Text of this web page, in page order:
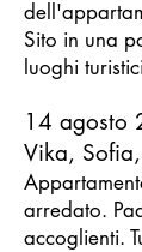
Sito in una
luoghi
14 agosto
Vika,
arredato.
accoglienti.